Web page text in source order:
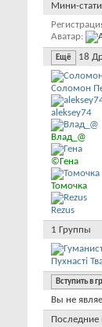
Мини-
Аватар
Ещё 18
Соломон
aleksey74
Влад_@
©Гена
Томочка
Rezus
1 Группы
Пухнастi
Вступить в
Вы не
Последние